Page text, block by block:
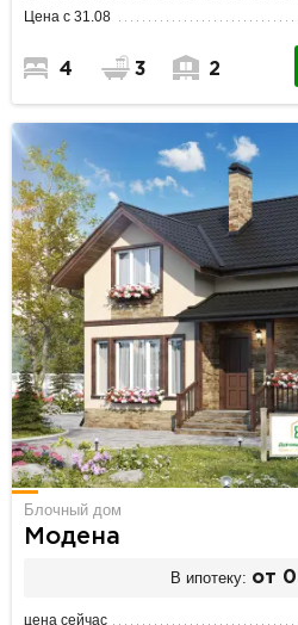
Цена с 31.08
4 3 2
Блочный дом
Модена
В ипотеку: от
цена сейчас